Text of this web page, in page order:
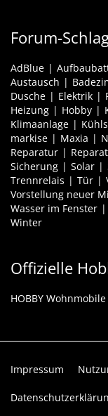
Forum-
AdBlue
Austausch
Dusche
Elektrik
Heizung
Hobby
Klimaanlage
markise
Maxia
Reparatur
Sicherung
Solar
Trennrelais
Tür
Vorstellung neuer
Wasser im Fenster
Winter
Offizielle
HOBBY Wohnmobile
Impressum